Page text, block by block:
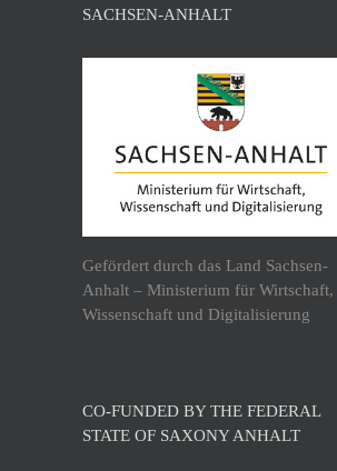
SACHSEN-ANHALT
Gefördert durch das Land Sachsen-
Anhalt – Ministerium für Wirtschaft,
Wissenschaft und Digitalisierung
CO-FUNDED BY THE FEDERAL
STATE OF SAXONY ANHALT